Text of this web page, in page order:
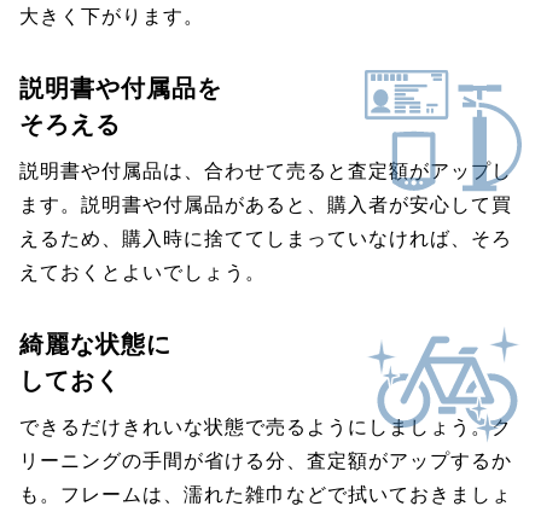
大きく下がります。
説明書や付属品を
そろえる
説明書や付属品は、合わせて売ると査定額がアップし
ます。説明書や付属品があると、購入者が安心して買
えるため、購入時に捨ててしまっていなければ、そろ
えておくとよいでしょう。
綺麗な状態に
しておく
できるだけきれいな状態で売るようにしましょう。ク
リーニングの手間が省ける分、査定額がアップするか
も。フレームは、濡れた雑巾などで拭いておきましょ